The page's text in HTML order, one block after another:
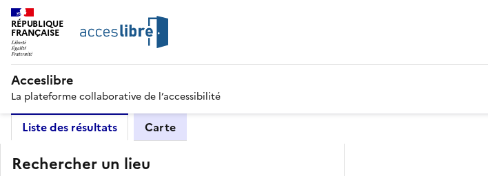
RÉPUBLIQUE
FRANÇAISE
Acceslibre
La plateforme collaborative de l’accessibilité
Liste des résultats Carte
Rechercher un lieu